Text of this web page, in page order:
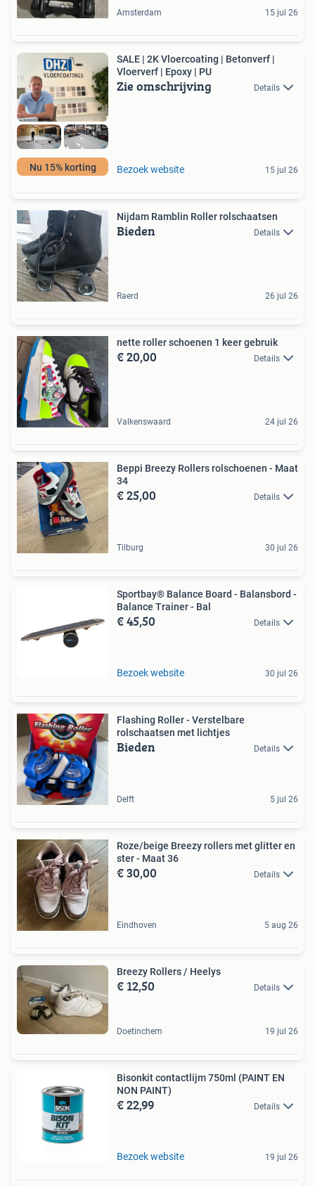
Amsterdam 15 jul 26
Nu 15% korting
SALE | 2K Vloercoating | Betonverf |
Vloerverf | Epoxy | PU
Zie omschrijving Details
Bezoek website 15 jul 26
Nijdam Ramblin Roller rolschaatsen
Bieden Details
Raerd 26 jul 26
nette roller schoenen 1 keer gebruik
€ 20,00 Details
Valkenswaard 24 jul 26
Beppi Breezy Rollers rolschoenen - Maat
34
€ 25,00 Details
Tilburg 30 jul 26
Sportbay® Balance Board - Balansbord -
Balance Trainer - Bal
€ 45,50 Details
Bezoek website 30 jul 26
Flashing Roller - Verstelbare
rolschaatsen met lichtjes
Bieden Details
Delft 5 jul 26
Roze/beige Breezy rollers met glitter en
ster - Maat 36
€ 30,00 Details
Eindhoven 5 aug 26
Breezy Rollers / Heelys
€ 12,50 Details
Doetinchem 19 jul 26
Bisonkit contactlijm 750ml (PAINT EN
NON PAINT)
€ 22,99 Details
Bezoek website 19 jul 26